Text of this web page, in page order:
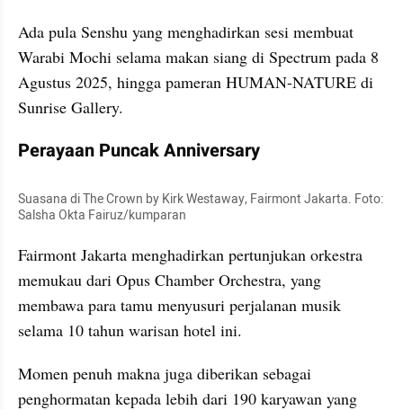
Ada pula Senshu yang menghadirkan sesi membuat
Warabi Mochi selama makan siang di Spectrum pada 8
Agustus 2025, hingga pameran HUMAN-NATURE di
Sunrise Gallery.
Perayaan Puncak Anniversary
Suasana di The Crown by Kirk Westaway, Fairmont Jakarta. Foto:
Salsha Okta Fairuz/kumparan
Fairmont Jakarta menghadirkan pertunjukan orkestra
memukau dari Opus Chamber Orchestra, yang
membawa para tamu menyusuri perjalanan musik
selama 10 tahun warisan hotel ini.
Momen penuh makna juga diberikan sebagai
penghormatan kepada lebih dari 190 karyawan yang